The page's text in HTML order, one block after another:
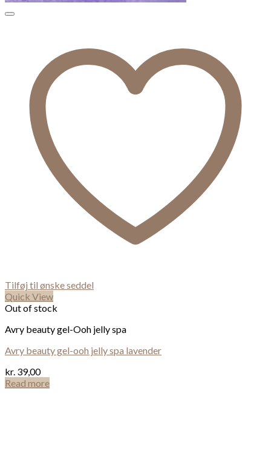
Tilføj til ønske seddel
Quick View
Out of stock
Avry beauty gel-Ooh jelly spa
Avry beauty gel-ooh jelly spa lavender
kr. 39,00
Read more